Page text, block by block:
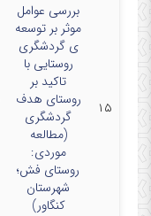
۱۵
بررسی عوامل
موثر بر توسعه
ی گردشگری
روستایی با
تاکید بر
روستای هدف
گردشگری
(مطالعه
موردی:
روستای فش؛
شهرستان
کنگاور)